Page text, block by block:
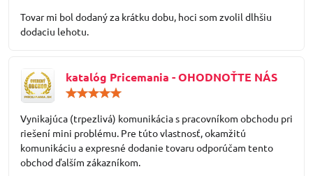
5
Tovar mi bol dodaný za krátku dobu, hoci som zvolil dlhšiu
dodaciu lehotu.
katalóg Pricemania - OHODNOŤTE NÁS
5
Vynikajúca (trpezlivá) komunikácia s pracovníkom obchodu pri
riešení mini problému. Pre túto vlastnosť, okamžitú
komunikáciu a expresné dodanie tovaru odporúčam tento
obchod ďalším zákazníkom.